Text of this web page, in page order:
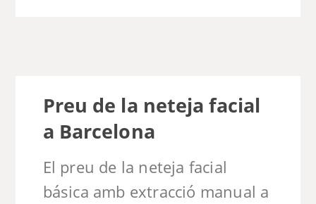
Preu de la neteja facial
a Barcelona
El preu de la neteja facial
básica amb extracció manual a